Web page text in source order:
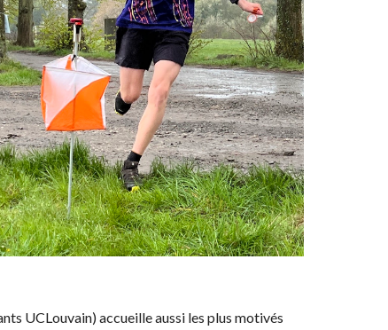
UCLouvain) accueille aussi les plus motivés